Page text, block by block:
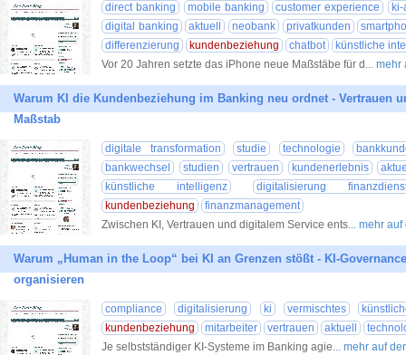
direct banking mobile banking customer experience
digital banking
aktuell neobank privatkunden
differenzierung
kundenbeziehung chatbot
künstliche
Vor 20 Jahren setzte das iPhone neue Maßstäbe für d ... mehr
Warum KI die Kundenbeziehung im Banking neu ordnet - Vertrauen
Maßstab
digitale transformation studie technologie
bankwechsel
studien vertrauen kundenerlebnis
künstliche intelligenz
digitalisierung
kundenbeziehung
finanzmanagement
Zwischen KI, Vertrauen und digitalem Service ents... mehr
Warum „Human in the Loop“ bei KI an Grenzen stößt - KI-
organisieren
compliance digitalisierung ki vermischtes
kundenbeziehung
mitarbeiter vertrauen aktuell
Je selbstständiger KI-Systeme im Banking agie... mehr auf